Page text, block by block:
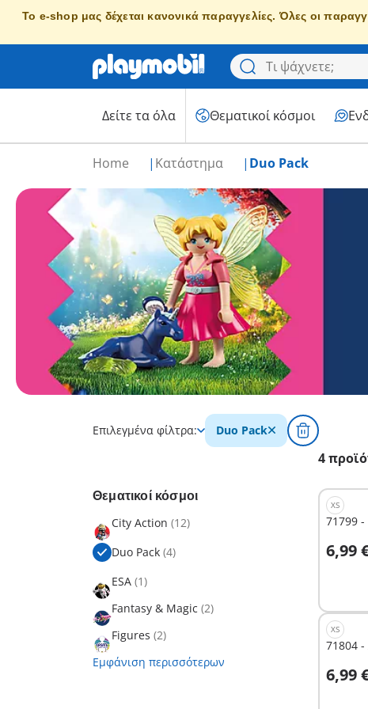
Το e-shop μας δέχεται κανονικά παραγγελίες. Όλες οι
Δείτε τα όλα Θεματικοί κόσμοι
Home Κατάστημα Duo Pack
Επιλεγμένα φίλτρα: Duo Pack
4
Θεματικοί κόσμοι
City Action (12)
Duo Pack (4)
ESA (1)
Fantasy & Magic (2)
Figures (2)
Εμφάνιση περισσότερων
XS
71799 -
6,99Στο
XS
71804 -
6,99Στο